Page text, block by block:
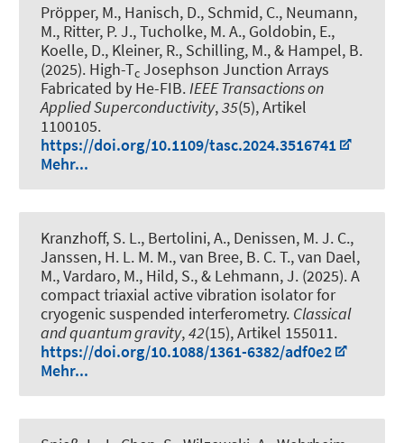
Pröpper, M., Hanisch, D., Schmid, C., Neumann,
M., Ritter, P. J., Tucholke, M. A., Goldobin, E.,
Koelle, D., Kleiner, R., Schilling, M., & Hampel, B.
(2025). High-Tc Josephson Junction Arrays
Fabricated by He-FIB.IEEE Transactions on
Applied Superconductivity,35(5), Artikel
1100105.
https://doi.org/10.1109/tasc.2024.3516741
Mehr...
Kranzhoff, S. L., Bertolini, A., Denissen, M. J. C.,
Janssen, H. L. M. M., van Bree, B. C. T., van Dael,
M., Vardaro, M., Hild, S., & Lehmann, J. (2025).A
compact triaxial active vibration isolator for
cryogenic suspended interferometry. Classical
and quantum gravity,42(15), Artikel 155011.
https://doi.org/10.1088/1361-6382/adf0e2
Mehr...